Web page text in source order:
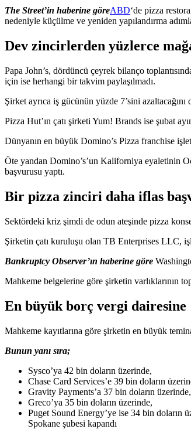
The Street’in haberine göreABD‘de pizza
nedeniyle küçülme ve yeniden yapılandırma
Dev zincirlerden yüzlerce
Papa John’s, dördüncü çeyrek bilanço
için ise herhangi bir takvim paylaşılmadı.
Şirket ayrıca iş gücünün yüzde 7’sini
Pizza Hut’ın çatı şirketi Yum! Brands ise şubat
Dünyanın en büyük Domino’s Pizza franchise
Öte yandan Domino’s’un Kaliforniya eyaletinin
başvurusu yaptı.
Bir pizza zinciri daha iflas
Sektördeki kriz şimdi de odun ateşinde pizza
Şirketin çatı kuruluşu olan TB Enterprises LLC,
Bankruptcy Observer’ın haberine göre
Mahkeme belgelerine göre şirketin varlıklarının
En büyük borç vergi dairesine
Mahkeme kayıtlarına göre şirketin en büyük
Bunun yanı sıra;
Sysco’ya 42 bin doların üzerinde,
Chase Card Services’e 39 bin doların
Gravity Payments’a 37 bin doların üzerinde,
Greco’ya 35 bin doların üzerinde,
Puget Sound Energy’ye ise 34 bin doların
Spokane şubesi kapandı